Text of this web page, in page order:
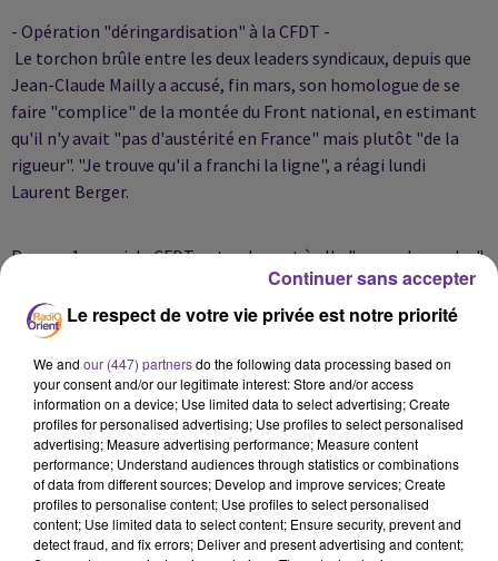
- Opération "déringardisation" à la CFDT -
Le torchon brûle entre les deux leaders syndicaux, depuis que
Jean-Claude Mailly a accusé, fin mars, son homologue de se
faire "complice" de la montée du Front national, en estimant
qu'il n'y avait "pas d'austérité en France" mais plutôt "de la
rigueur". "Je trouve qu'il a franchi la ligne", a réagi lundi
Laurent Berger.
Pour ce 1er mai, la CFDT entend quant à elle "casser les codes"
et appelle 5.000 jeunes de moins de 36 ans à participer à un
rassemblement festif à Paris, le "Working time festival", qui se
déroulera à l'Insep (Institut national du sport, de l'expertise
et de la performance), dans le bois de Vincennes.
Au programme: des débats, un speed dating sur les
métiers,mais aussi des concerts ou encore de l'initiation au
yoga... Objectif affiché: "déringardiser" l'image du syndicat.
Le respect de votre vie privée est notre priorité
We and our (447) partnersdo the following data processing based on
your consent and/or our legitimate interest: Store and/or access
information on a device; Use limited data to select advertising; Create
profiles for personalised advertising; Use profiles to select personalised
advertising; Measure advertising performance; Measure content
performance; Understand audiences through statistics or combinations
of data from different sources; Develop and improve services; Create
profiles to personalise content; Use profiles to select personalised
content; Use limited data to select content; Ensure security, prevent and
detect fraud, and fix errors; Deliver and present advertising and content;
Continuer sans accepter